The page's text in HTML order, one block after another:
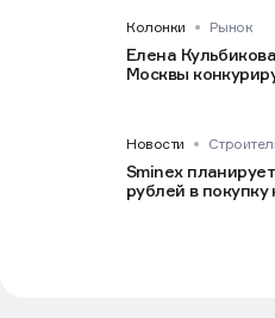
Колонки Рынок
Елена
Москвы
Новости
Sminex
рублей в